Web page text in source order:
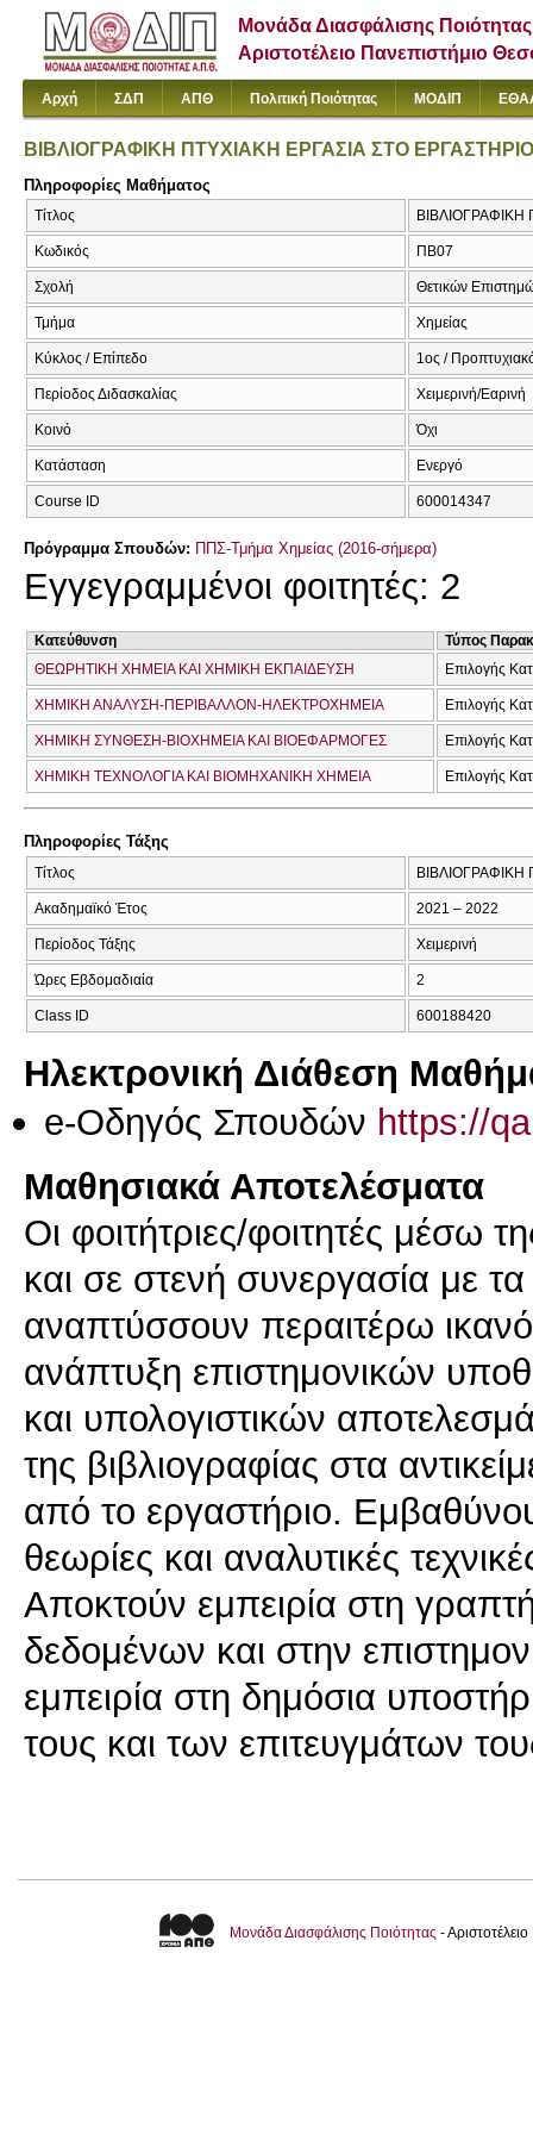
Μονάδα Διασφάλισης Ποιότητας
Αριστοτέλειο Πανεπιστήμιο
Αρχή ΣΔΠ ΑΠΘ Πολιτική Ποιότητας ΜΟΔΙΠ
ΒΙΒΛΙΟΓΡΑΦΙΚΗ ΠΤΥΧΙΑΚΗ ΕΡΓΑΣΙΑ ΣΤΟ
Πληροφορίες Μαθήματος
Τίτλος ΒΙΒΛΙΟΓΡΑΦΙΚΗ
Κωδικός ΠΒ07
Σχολή Θετικών
Τμήμα Χημείας
Κύκλος / Επίπεδο 1ος /
Περίοδος Διδασκαλίας Χειμερινή/Εαρινή
Κοινό Όχι
Κατάσταση Ενεργό
Course ID 600014347
Πρόγραμμα Σπουδών: ΠΠΣ-Τμήμα Χημείας (2016-σήμερα)
Εγγεγραμμένοι φοιτητές: 2
Κατεύθυνση
Τύπος
ΘΕΩΡΗΤΙΚΗ ΧΗΜΕΙΑ ΚΑΙ ΧΗΜΙΚΗ ΕΚΠΑΙΔΕΥΣΗ
Επιλογής
ΧΗΜΙΚΗ ΑΝΑΛΥΣΗ-ΠΕΡΙΒΑΛΛΟΝ-ΗΛΕΚΤΡΟΧΗΜΕΙΑ Επιλογής
ΧΗΜΙΚΗ ΣΥΝΘΕΣΗ-ΒΙΟΧΗΜΕΙΑ ΚΑΙ ΒΙΟΕΦΑΡΜΟΓΕΣ Επιλογής
ΧΗΜΙΚΗ ΤΕΧΝΟΛΟΓΙΑ ΚΑΙ ΒΙΟΜΗΧΑΝΙΚΗ ΧΗΜΕΙΑ Επιλογής
Πληροφορίες Τάξης
Τίτλος ΒΙΒΛΙΟΓΡΑΦΙΚΗ
Ακαδημαϊκό Έτος 2021 – 2022
Περίοδος Τάξης Χειμερινή
Ώρες Εβδομαδιαία 2
Class ID 600188420
Ηλεκτρονική Διάθεση
e-Οδηγός Σπουδών https://
Μαθησιακά Αποτελέσματα
Οι φοιτήτριες/φοιτητές μέσω
και σε στενή συνεργασία με
αναπτύσσουν περαιτέρω
ανάπτυξη επιστημονικών
και υπολογιστικών
της βιβλιογραφίας στα
από το εργαστήριο.
θεωρίες και αναλυτικές
Αποκτούν εμπειρία στη
δεδομένων και στην
εμπειρία στη δημόσια
τους και των επιτευγμάτων
Μονάδα Διασφάλισης Ποιότητας -